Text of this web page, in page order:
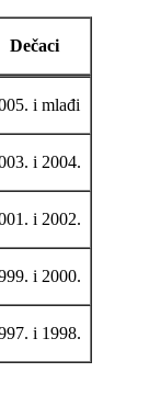
Dečaci
i mlađi
i 2004.
i 2002.
i 2000.
i 1998.